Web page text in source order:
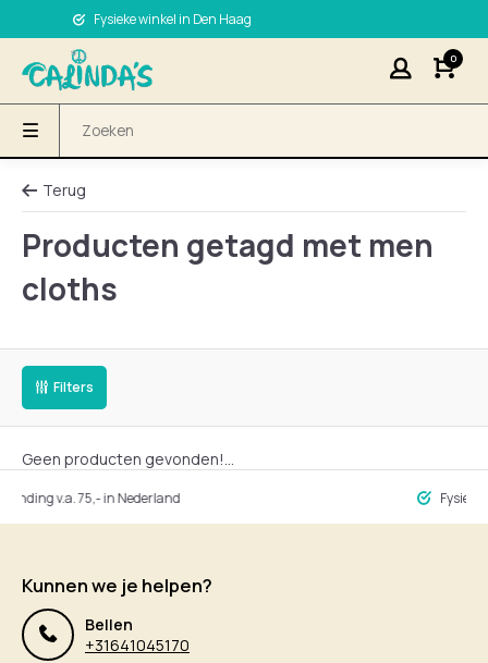
Fysieke winkel in Den Haag
0
Terug
Producten getagd met men
cloths
Filters
Geen producten gevonden!...
v.a. 75,- in Nederland Fysieke
Kunnen we je helpen?
Bellen
+31641045170